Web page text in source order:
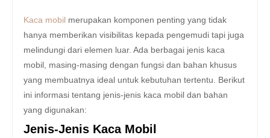
Kaca mobil merupakan komponen penting yang tidak
hanya memberikan visibilitas kepada pengemudi tapi juga
melindungi dari elemen luar. Ada berbagai jenis kaca
mobil, masing-masing dengan fungsi dan bahan khusus
yang membuatnya ideal untuk kebutuhan tertentu. Berikut
ini informasi tentang jenis-jenis kaca mobil dan bahan
yang digunakan:
Jenis-Jenis Kaca Mobil